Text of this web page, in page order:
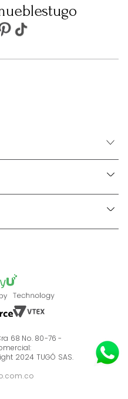
+
para productos
Tugó S.A.S
+
68 No. 80-76 -
2024 TUGÓ SAS.